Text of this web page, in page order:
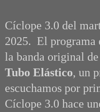
Cíclope 3.0 del
2025. El programa
la banda original
Tubo Elástico, un
escuchamos por
Cíclope 3.0 hace